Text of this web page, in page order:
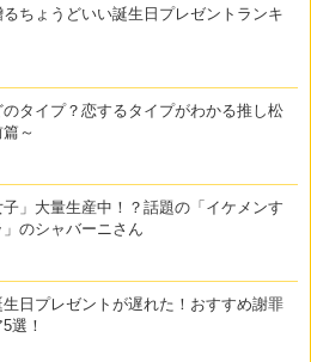
ちょうどいい誕生日プレゼントランキ
のタイプ？恋するタイプがわかる推し松
～
子」大量生産中！？話題の「イケメンす
」のシャバーニさん
日プレゼントが遅れた！おすすめ謝罪
選！